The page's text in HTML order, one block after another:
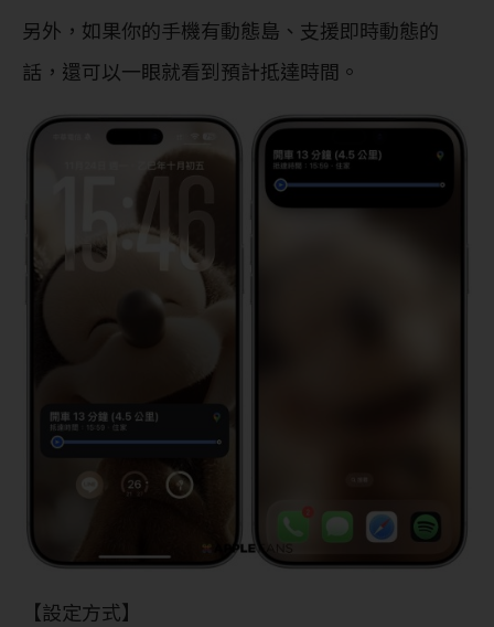
另外，如果你的手機有動態島、支援即時動態的
話，還可以一眼就看到預計抵達時間。
【設定方式】